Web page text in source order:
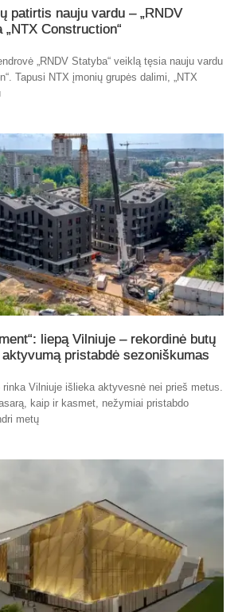
patirtis nauju vardu – „RNDV
„NTX Construction“
„RNDV Statyba“ veiklą tęsia nauju vardu
Tapusi NTX įmonių grupės dalimi, „NTX
liepą Vilniuje – rekordinė butų
pristabdė sezoniškumas
rinka Vilniuje išlieka aktyvesnė nei prieš metus.
kaip ir kasmet, nežymiai pristabdo
metų